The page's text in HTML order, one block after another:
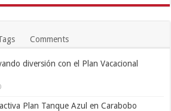
Comments
diversión con el Plan Vacacional
Plan Tanque Azul en Carabobo